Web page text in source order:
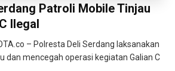
Patroli Mobile Tinjau
Ilegal
– Polresta Deli Serdang laksanakan
dan mencegah operasi kegiatan Galian C